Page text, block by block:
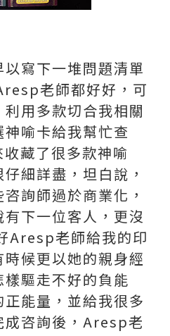
寫下一堆問題清單
老師都好好，可
用多款切合我相關
喻卡給我幫忙查
藏了很多款神喻
細詳盡，坦白說，
詢師過於商業化，
下一位客人，更沒
Aresp老師給我的印
候更以她的親身經
驅走不好的負能
能量，並給我很多
成咨詢後，Aresp老